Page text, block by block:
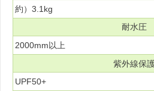
約）3.1kg
耐水圧
2000mm以上
紫外線保
UPF50+